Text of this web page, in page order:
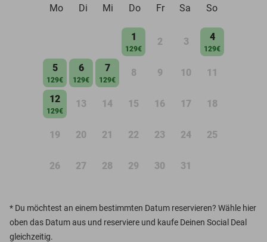
Mo
Di Mi Do Fr Sa So
1
129€
2 3 4
129€
5
129€
6
129€
7
129€
8 9 10 11
12
129€
13 14 15 16 17 18
19 20 21 22 23 24 25
26 27 28 29 30 31
* Du möchtest an einem bestimmten Datum reservieren? Wähle hier
oben das Datum aus und reserviere und kaufe Deinen Social Deal
gleichzeitig.